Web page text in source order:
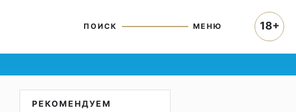
ПОИСК МЕНЮ
РЕКОМЕНДУЕМ
18+